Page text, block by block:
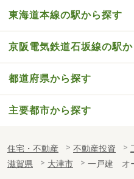
東海道本線の駅から探す
京阪電気鉄道石坂線の駅
都道府県から探す
主要都市から探す
住宅・不動産 不動産投資
滋賀県
大津市 一戸建 オ